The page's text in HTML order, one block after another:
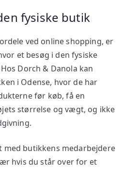
fysiske butik
ved online shopping, er
et besøg i den fysiske
Dorch & Danola kan
i Odense, hvor de har
før køb, få en
størrelse og vægt, og ikke
med butikkens medarbejdere
hvis du står over for et